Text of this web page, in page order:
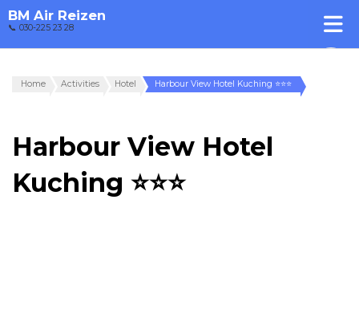
BM Air Reizen
📞 030-225 23 28
Home Activities Hotel Harbour View Hotel Kuching ⭐⭐⭐
Harbour View Hotel
Kuching ⭐⭐⭐